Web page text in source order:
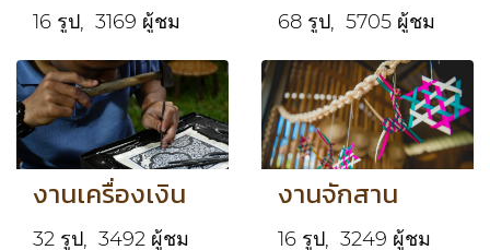
16 รูป, 3169 ผู้ชม 68 รูป, 5705 ผู้ชม
งานเครื่องเงิน
32 รูป, 3492 ผู้ชม
งานจักสาน
16 รูป, 3249 ผู้ชม